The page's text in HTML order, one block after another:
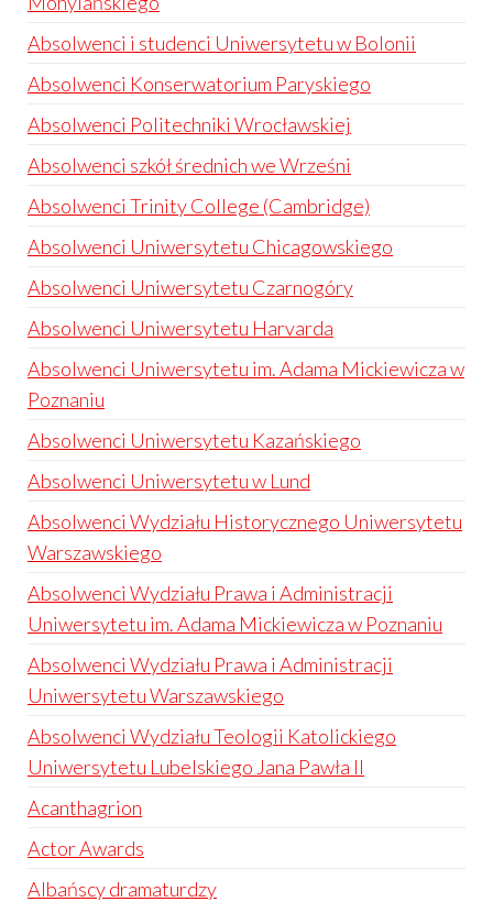
Absolwenci i studenci Uniwersytetu w Bolonii
Absolwenci Konserwatorium Paryskiego
Absolwenci Politechniki Wrocławskiej
Absolwenci szkół średnich we Wrześni
Absolwenci Trinity College (Cambridge)
Absolwenci Uniwersytetu Chicagowskiego
Absolwenci Uniwersytetu Czarnogóry
Absolwenci Uniwersytetu Harvarda
Absolwenci Uniwersytetu im. Adama Mickiewicza w
Poznaniu
Absolwenci Uniwersytetu Kazańskiego
Absolwenci Uniwersytetu w Lund
Absolwenci Wydziału Historycznego Uniwersytetu
Warszawskiego
Absolwenci Wydziału Prawa i Administracji
Uniwersytetu im. Adama Mickiewicza w Poznaniu
Absolwenci Wydziału Prawa i Administracji
Uniwersytetu Warszawskiego
Absolwenci Wydziału Teologii Katolickiego
Uniwersytetu Lubelskiego Jana Pawła II
Acanthagrion
Actor Awards
Albańscy dramaturdzy